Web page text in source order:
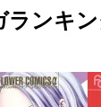
ランキ